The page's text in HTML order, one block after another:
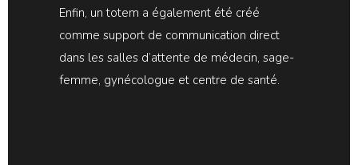
Enfin, un totem a également été créé
comme support de communication direct
dans les salles d’attente de médecin, sage-
femme, gynécologue et centre de santé.